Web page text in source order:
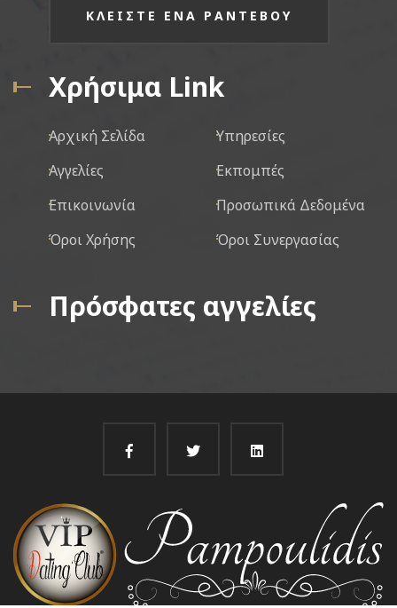
ΚΛΕΙΣΤΕ ΕΝΑ ΡΑΝΤΕΒΟΥ
Χρήσιμα Link
Αρχική Σελίδα
Υπηρεσίες
Αγγελίες
Εκπομπές
Επικοινωνία
Προσωπικά Δεδομένα
Όροι Χρήσης
Όροι Συνεργασίας
Πρόσφατες αγγελίες